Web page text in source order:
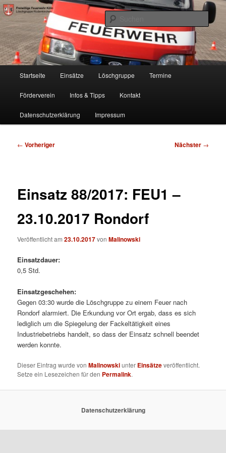
Zum
primären
Inhalt
springenFF Köln, LG RD
Freiwillige Feuerwehr Köln, Löschgruppe Rodenkirchen
Startseite Einsätze Löschgruppe Termine
Förderverein Infos & Tipps Kontakt
Datenschutzerklärung Impressum
Beitragsnavigation
← Vorheriger Nächster →
Einsatz 88/2017: FEU1 –
23.10.2017 Rondorf
Veröffentlicht am23.10.2017vonMalinowski
Einsatzdauer:
0,5 Std.
Einsatzgeschehen:
Gegen 03:30 wurde die Löschgruppe zu einem Feuer nach
Rondorf alarmiert. Die Erkundung vor Ort ergab, dass es sich
lediglich um die Spiegelung der Fackeltätigkeit eines
Industriebetriebs handelt, so dass der Einsatz schnell beendet
werden konnte.
Dieser Eintrag wurde vonMalinowskiunter Einsätzeveröffentlicht.
Setze ein Lesezeichen für den Permalink.
Datenschutzerklärung